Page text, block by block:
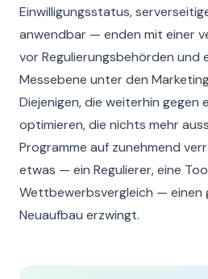
Einwilligungsstatus,
anwendbar — enden mit einer
vor Regulierungsbehörden und
Messebene unter den
Diejenigen, die weiterhin gegen
optimieren, die nichts mehr
Programme auf zunehmend
etwas — ein Regulierer, eine
Wettbewerbsvergleich — einen
Neuaufbau erzwingt.